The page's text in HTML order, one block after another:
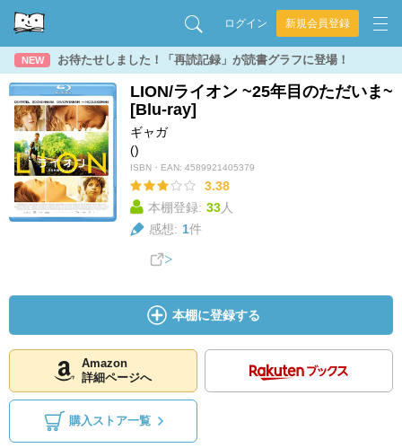
ログイン 新規会員登録
NEW お待たせしました！「再読記録」が読書グラフに登場！
LION/ライオン ~25年目のただいま~
[Blu-ray]
ギャガ
()
ISBN・EAN: 4589921405379
3.38
本棚登録: 33人
感想: 1件
本棚に登録する
Amazon
詳細ページへ
購入ストア一覧